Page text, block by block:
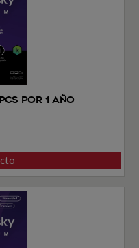
por 1 Año